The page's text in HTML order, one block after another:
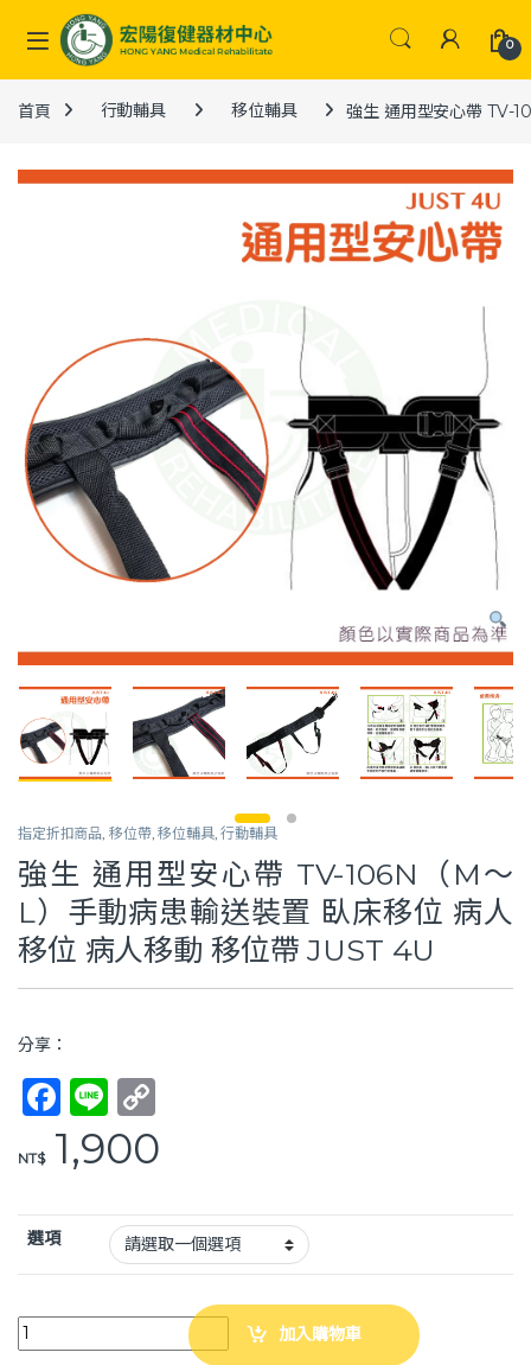
Skip to navigation
Skip to content
0
首頁 行動輔具 移位輔具 強生 通用型安心帶 TV-
指定折扣商品, 移位帶,移位輔具,行動輔具
強生 通用型安心帶 TV-106N（M～
L）手動病患輸送裝置 臥床移位 病人
移位 病人移動 移位帶 JUST 4U
分享：
F
a
c
e
b
o
o
Li
n
e
o
p
y
Li
n
k
NT$1,900
選項
強生 通用型安心帶 TV-106N（M～L）手動病患輸送裝置 臥床移位
加入購物車